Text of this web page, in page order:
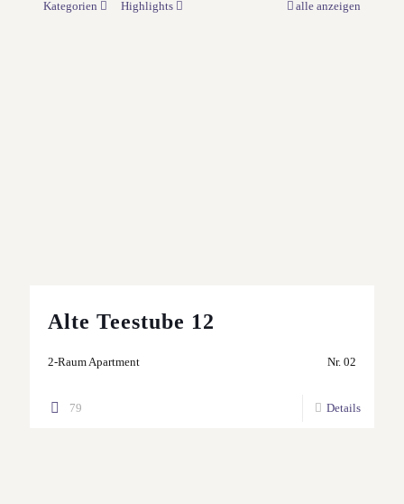
Kategorien Highlights alle anzeigen
Alte Teestube 12
2-Raum Apartment Nr. 02
79 Details